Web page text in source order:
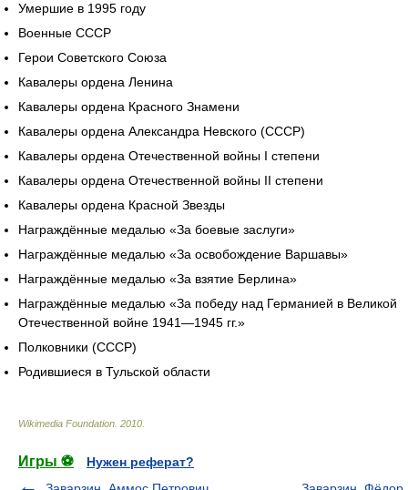
Умершие в 1995 году
Военные СССР
Герои Советского Союза
Кавалеры ордена Ленина
Кавалеры ордена Красного Знамени
Кавалеры ордена Александра Невского (СССР)
Кавалеры ордена Отечественной войны I степени
Кавалеры ордена Отечественной войны II степени
Кавалеры ордена Красной Звезды
Награждённые медалью «За боевые заслуги»
Награждённые медалью «За освобождение Варшавы»
Награждённые медалью «За взятие Берлина»
Награждённые медалью «За победу над Германией в Великой
Отечественной войне 1941—1945 гг.»
Полковники (СССР)
Родившиеся в Тульской области
Wikimedia Foundation 2010
Игры ⚽
Нужен реферат?